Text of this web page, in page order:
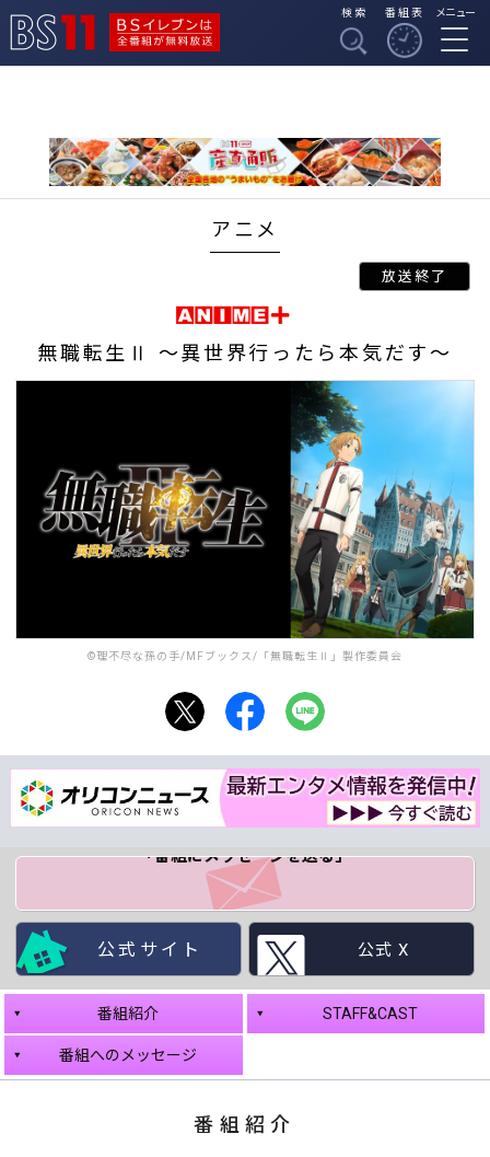
BSイレブンは全番組
検索 番組表 メニュー
アニメ
無職転生Ⅱ ～異世界行ったら本気だす～
©理不尽な孫の手/MFブックス/「無職転生Ⅱ」製作委員会
「番組にメッセージを送る」
公式サイト 公式 X
番組紹介 STAFF&CAST
番組へのメッセージ
番組紹介